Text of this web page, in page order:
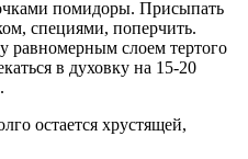
помидоры. Присыпать
специями, поперчить.
равномерным слоем тертого
в духовку на 15-20
остается хрустящей,